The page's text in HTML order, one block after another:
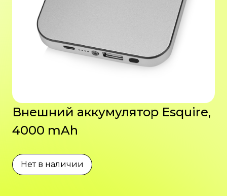
Внешний аккумулятор Esquire,
4000 mAh
Нет в наличии